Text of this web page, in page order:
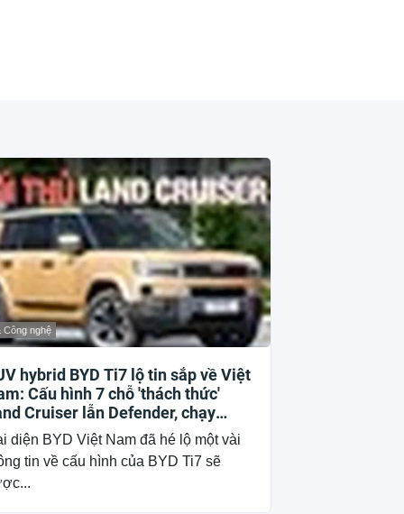
Công nghệ
hybrid BYD Ti7 lộ tin sắp về Việt
Cấu hình 7 chỗ 'thách thức'
Cruiser lẫn Defender, chạy
điện hơn 150 km, dự kiến mở
trong quý III/2026
diện BYD Việt Nam đã hé lộ một vài
tin về cấu hình của BYD Ti7 sẽ